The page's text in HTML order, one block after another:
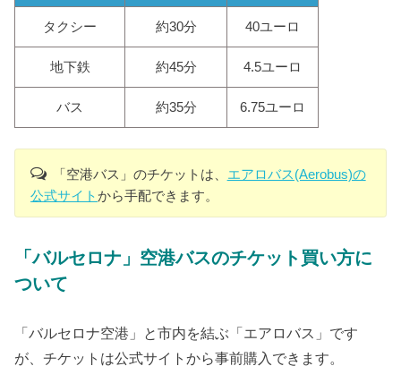
タクシー 約30分 40ユーロ
地下鉄 約45分 4.5ユーロ
バス 約35分 6.75ユーロ
「空港バス」のチケットは、 エアロバス(Aerobus)の
公式サイトから手配できます。
「バルセロナ」空港バスのチケット買い方に
ついて
「バルセロナ空港」と市内を結ぶ「エアロバス」です
が、チケットは公式サイトから事前購入できます。